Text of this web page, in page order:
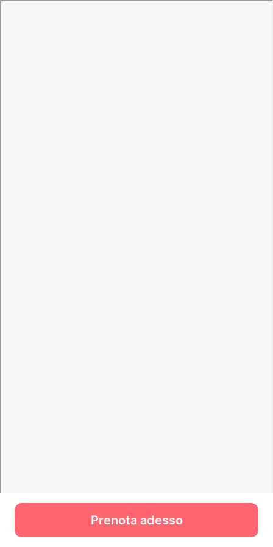
Prenota adesso